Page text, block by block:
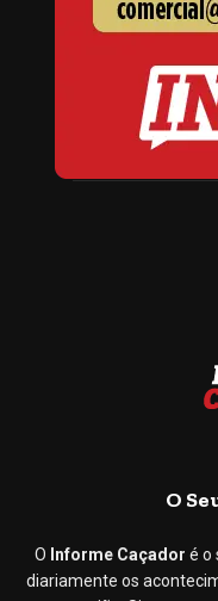
O
O Informe Caçador é o
diariamente os